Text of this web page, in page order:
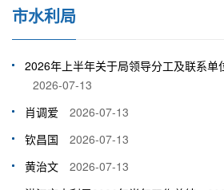
市水利局
2026年上半年关于局领导分工及联系单
2026-07-13
肖调爱
2026-07-13
钦昌国
2026-07-13
黄治文
2026-07-13